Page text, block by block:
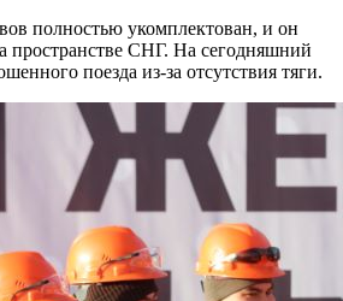
полностью укомплектован, и он
пространстве СНГ. На сегодняшний
поезда из-за отсутствия тяги.